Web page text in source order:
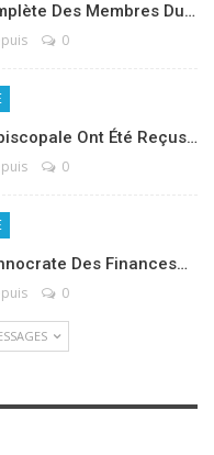
Des Membres Du…
0
Ont Été Reçus…
0
Des Finances…
0